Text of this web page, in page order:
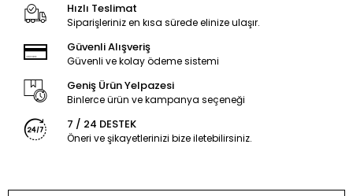
Hızlı Teslimat
Siparişleriniz en kısa sürede elinize ulaşır.
Güvenli Alışveriş
Güvenli ve kolay ödeme sistemi
Geniş Ürün Yelpazesi
Binlerce ürün ve kampanya seçeneği
7 / 24 DESTEK
Öneri ve şikayetlerinizi bize iletebilirsiniz.